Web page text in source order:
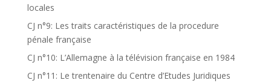
locales
CJ n°9: Les traits caractéristiques de la procedure
pénale française
CJ n°10: L’Allemagne à la télévision française en 1984
CJ n°11: Le trentenaire du Centre d’Etudes Juridiques